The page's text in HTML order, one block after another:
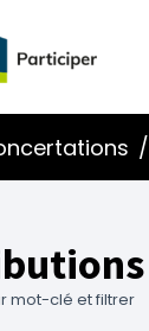
/
mot-clé et filtrer